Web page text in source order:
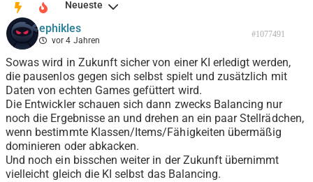
Neueste
ephikles
vor 4 Jahren
#1077491
Sowas wird in Zukunft sicher von einer KI erledigt werden,
die pausenlos gegen sich selbst spielt und zusätzlich mit
Daten von echten Games gefüttert wird.
Die Entwickler schauen sich dann zwecks Balancing nur
noch die Ergebnisse an und drehen an ein paar Stellrädchen,
wenn bestimmte Klassen/Items/Fähigkeiten übermäßig
dominieren oder abkacken.
Und noch ein bisschen weiter in der Zukunft übernimmt
vielleicht gleich die KI selbst das Balancing.